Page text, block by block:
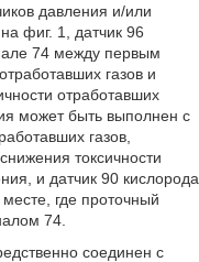
давления и/или
фиг. 1, датчик 96
74 между первым
газов и
отработавших
может быть выполнен с
газов,
токсичности
и датчик 90 кислорода
где проточный
74.
соединен с